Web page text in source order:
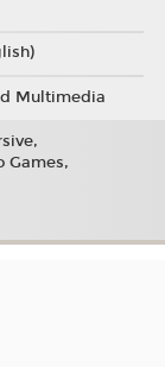
Multimedia
Games,